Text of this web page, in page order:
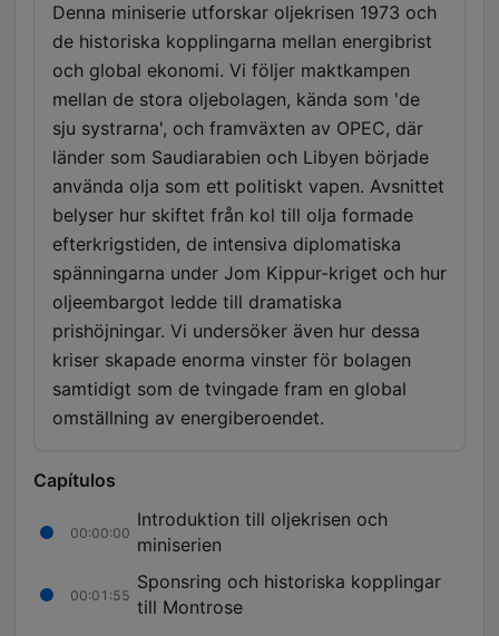
Denna miniserie utforskar oljekrisen 1973 och
de historiska kopplingarna mellan energibrist
och global ekonomi. Vi följer maktkampen
mellan de stora oljebolagen, kända som 'de
sju systrarna', och framväxten av OPEC, där
länder som Saudiarabien och Libyen började
använda olja som ett politiskt vapen. Avsnittet
belyser hur skiftet från kol till olja formade
efterkrigstiden, de intensiva diplomatiska
spänningarna under Jom Kippur-kriget och hur
oljeembargot ledde till dramatiska
prishöjningar. Vi undersöker även hur dessa
kriser skapade enorma vinster för bolagen
samtidigt som de tvingade fram en global
omställning av energiberoendet.
Capítulos
00:00:00
Introduktion till oljekrisen och
miniserien
00:01:55
Sponsring och historiska kopplingar
till Montrose